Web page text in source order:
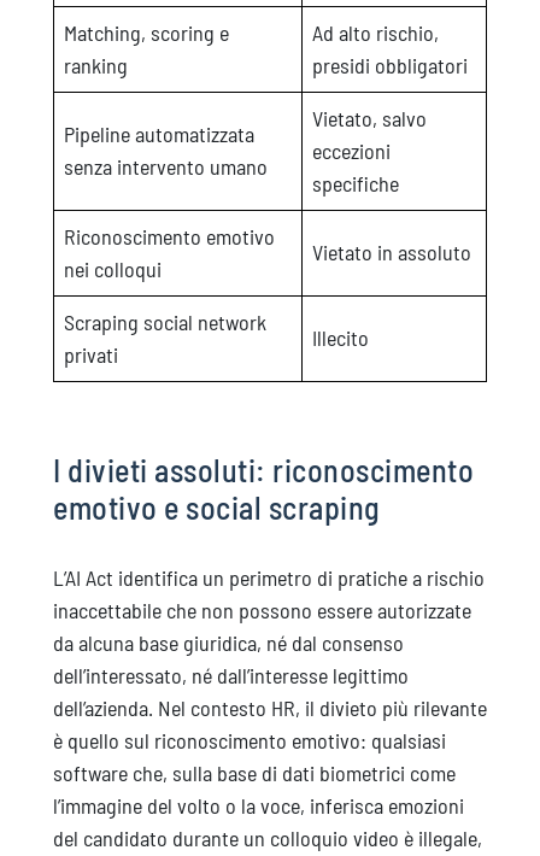
Matching, scoring e
ranking
Ad alto rischio,
presidi obbligatori
Pipeline automatizzata
senza intervento umano
Vietato, salvo
eccezioni
specifiche
Riconoscimento emotivo
nei colloqui
Vietato in assoluto
Scraping social network
privati
Illecito
I divieti assoluti: riconoscimento
emotivo e social scraping
L’AI Act identifica un perimetro di pratiche a rischio
inaccettabile che non possono essere autorizzate
da alcuna base giuridica, né dal consenso
dell’interessato, né dall’interesse legittimo
dell’azienda. Nel contesto HR, il divieto più rilevante
è quello sul riconoscimento emotivo: qualsiasi
software che, sulla base di dati biometrici come
l’immagine del volto o la voce, inferisca emozioni
del candidato durante un colloquio video è illegale,